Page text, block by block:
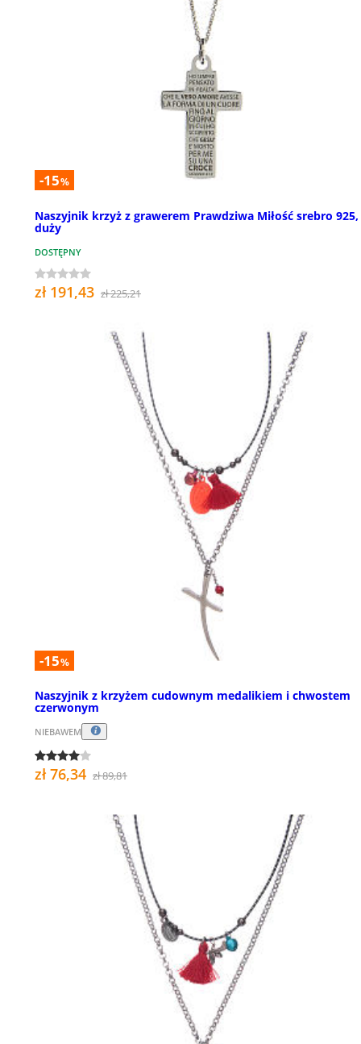
-15%
Naszyjnik krzyż z grawerem Prawdziwa Miłość srebro 925,
duży
DOSTĘPNY
zł 191,43 zł 225,21
-15%
Naszyjnik z krzyżem cudownym medalikiem i chwostem
czerwonym
NIEBAWEM
zł 76,34 zł 89,81